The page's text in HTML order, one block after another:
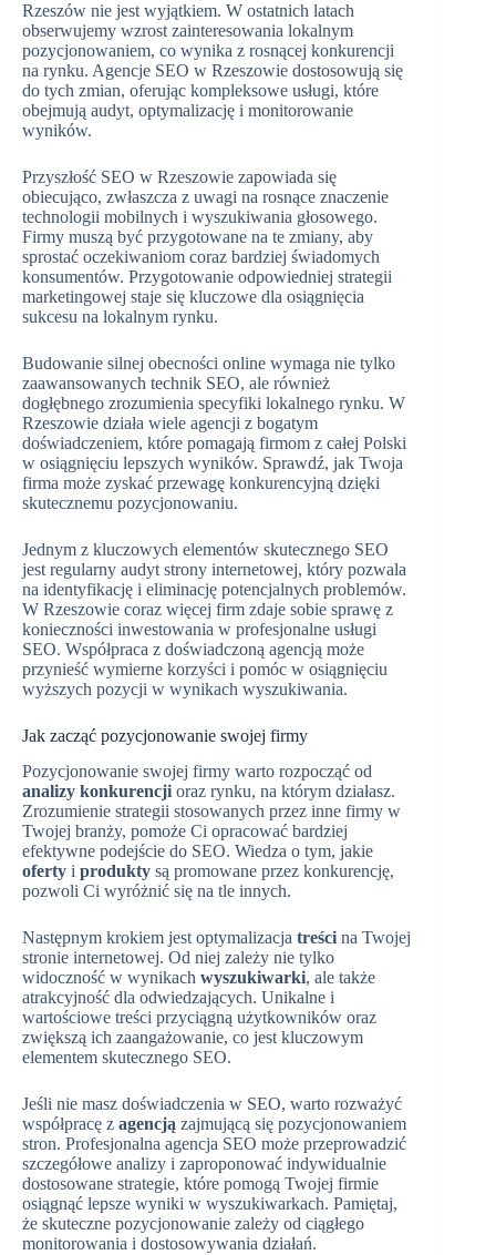
Rzeszów nie jest wyjątkiem. W ostatnich latach
obserwujemy wzrost zainteresowania lokalnym
pozycjonowaniem, co wynika z rosnącej konkurencji
na rynku. Agencje SEO w Rzeszowie dostosowują się
do tych zmian, oferując kompleksowe usługi, które
obejmują audyt, optymalizację i monitorowanie
wyników.
Przyszłość SEO w Rzeszowie zapowiada się
obiecująco, zwłaszcza z uwagi na rosnące znaczenie
technologii mobilnych i wyszukiwania głosowego.
Firmy muszą być przygotowane na te zmiany, aby
sprostać oczekiwaniom coraz bardziej świadomych
konsumentów. Przygotowanie odpowiedniej strategii
marketingowej staje się kluczowe dla osiągnięcia
sukcesu na lokalnym rynku.
Budowanie silnej obecności online wymaga nie tylko
zaawansowanych technik SEO, ale również
dogłębnego zrozumienia specyfiki lokalnego rynku. W
Rzeszowie działa wiele agencji z bogatym
doświadczeniem, które pomagają firmom z całej Polski
w osiągnięciu lepszych wyników. Sprawdź, jak Twoja
firma może zyskać przewagę konkurencyjną dzięki
skutecznemu pozycjonowaniu.
Jednym z kluczowych elementów skutecznego SEO
jest regularny audyt strony internetowej, który pozwala
na identyfikację i eliminację potencjalnych problemów.
W Rzeszowie coraz więcej firm zdaje sobie sprawę z
konieczności inwestowania w profesjonalne usługi
SEO. Współpraca z doświadczoną agencją może
przynieść wymierne korzyści i pomóc w osiągnięciu
wyższych pozycji w wynikach wyszukiwania.
Jak zacząć pozycjonowanie swojej firmy
Pozycjonowanie swojej firmy warto rozpocząć od
analizy konkurencji oraz rynku, na którym działasz.
Zrozumienie strategii stosowanych przez inne firmy w
Twojej branży, pomoże Ci opracować bardziej
efektywne podejście do SEO. Wiedza o tym, jakie
oferty i produkty są promowane przez konkurencję,
pozwoli Ci wyróżnić się na tle innych.
Następnym krokiem jest optymalizacja treści na Twojej
stronie internetowej. Od niej zależy nie tylko
widoczność w wynikach wyszukiwarki, ale także
atrakcyjność dla odwiedzających. Unikalne i
wartościowe treści przyciągną użytkowników oraz
zwiększą ich zaangażowanie, co jest kluczowym
elementem skutecznego SEO.
Jeśli nie masz doświadczenia w SEO, warto rozważyć
współpracę z agencją zajmującą się pozycjonowaniem
stron. Profesjonalna agencja SEO może przeprowadzić
szczegółowe analizy i zaproponować indywidualnie
dostosowane strategie, które pomogą Twojej firmie
osiągnąć lepsze wyniki w wyszukiwarkach. Pamiętaj,
że skuteczne pozycjonowanie zależy od ciągłego
monitorowania i dostosowywania działań.